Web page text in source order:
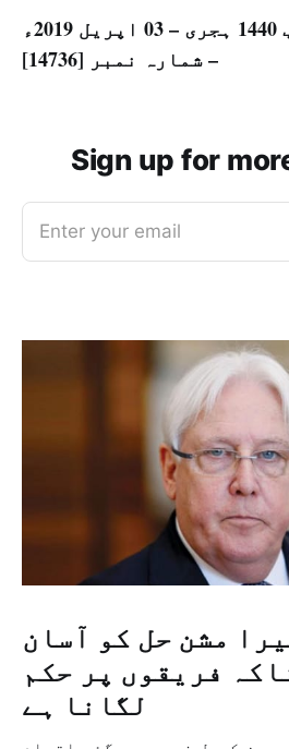
بدھ 27 رجب المرجب 1440 ہجری – 03 اپریل 2019ء
– شمارہ نمبر [14736]
Sign up for
Enter your email
مشن حل کو آسان
فریقوں پر حکم
لگانا ہے